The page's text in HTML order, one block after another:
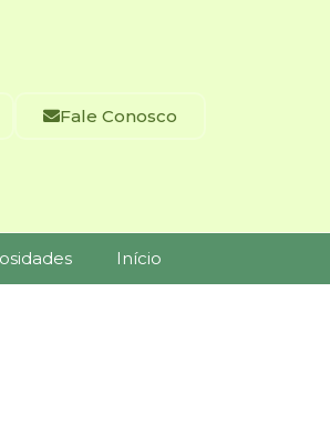
Fale Conosco
Início